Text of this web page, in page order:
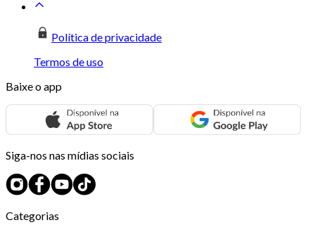
Política de privacidade
Termos de uso
Baixe o app
Siga-nos nas mídias sociais
Categorias